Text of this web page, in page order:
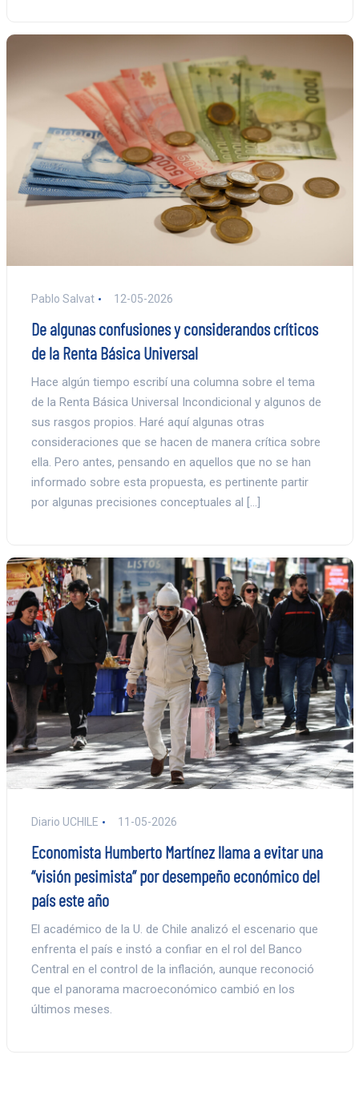
Pablo Salvat 12-05-2026
De algunas confusiones y considerandos críticos
de la Renta Básica Universal
Hace algún tiempo escribí una columna sobre el tema
de la Renta Básica Universal Incondicional y algunos de
sus rasgos propios. Haré aquí algunas otras
consideraciones que se hacen de manera crítica sobre
ella. Pero antes, pensando en aquellos que no se han
informado sobre esta propuesta, es pertinente partir
por algunas precisiones conceptuales al […]
Diario UCHILE 11-05-2026
Economista Humberto Martínez llama a evitar una
“visión pesimista” por desempeño económico del
país este año
El académico de la U. de Chile analizó el escenario que
enfrenta el país e instó a confiar en el rol del Banco
Central en el control de la inflación, aunque reconoció
que el panorama macroeconómico cambió en los
últimos meses.